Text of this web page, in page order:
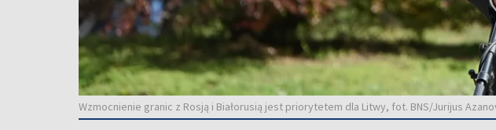
Wzmocnienie granic z Rosją i Białorusią jest priorytetem dla Litwy, fot. BNS/Jurijus